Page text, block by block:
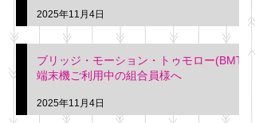
2025年11月4日
ブリッジ・モーション・トゥモロー(BMT)
端末機ご利用中の組合員様へ
2025年11月4日